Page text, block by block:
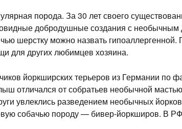
порода. За 30 лет своего
добродушные создания с необычным
шерстку можно назвать
для других любимцев хозяина.
йоркширских терьеров из Германии по
отличался от собратьев необычной
увлеклись разведением необычных
собачью породу — бивер-йоркширов. В